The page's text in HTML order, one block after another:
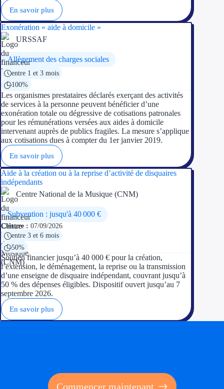
En savoir plus
Exonération « aide à domicile »
URSSAF
Allègement des charges sociales
entre 1 et 3 mois
100%
Les organismes prestataires déclarés exerçant des activités
de services à la personne peuvent bénéficier d’une
exonération totale ou dégressive de cotisations patronales
pour les rémunérations versées aux aides à domicile
intervenant auprès de publics fragiles. La mesure s’applique
aux cotisations dues à compter du 1er janvier 2019.
En savoir plus
Aide à la création ou à la reprise d’activité de disquaires
indépendants
Centre National de la Musique (CNM)
Subvention : jusqu'à 40 000 €
Clôture : 07/09/2026
entre 3 et 6 mois
50%
Soutien financier jusqu’à 40 000 € pour la création,
l’extension, le déménagement, la reprise ou la transmission
d’une enseigne de disquaire indépendant, couvrant jusqu’à
50 % des dépenses éligibles. Dispositif ouvert jusqu’au 7
septembre 2026.
En savoir plus
Commencer maintenant